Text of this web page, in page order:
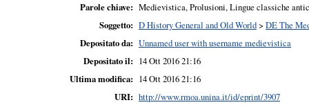
Parole chiave: Medievistica, Prolusioni, Lingue classiche
Soggetto: D History General and Old World> DE The
Depositato da: Unnamed user with username medievistica
Depositato il: 14 Ott 2016 21:16
Ultima modifica: 14 Ott 2016 21:16
URI: http://www.rmoa.unina.it/id/eprint/3907